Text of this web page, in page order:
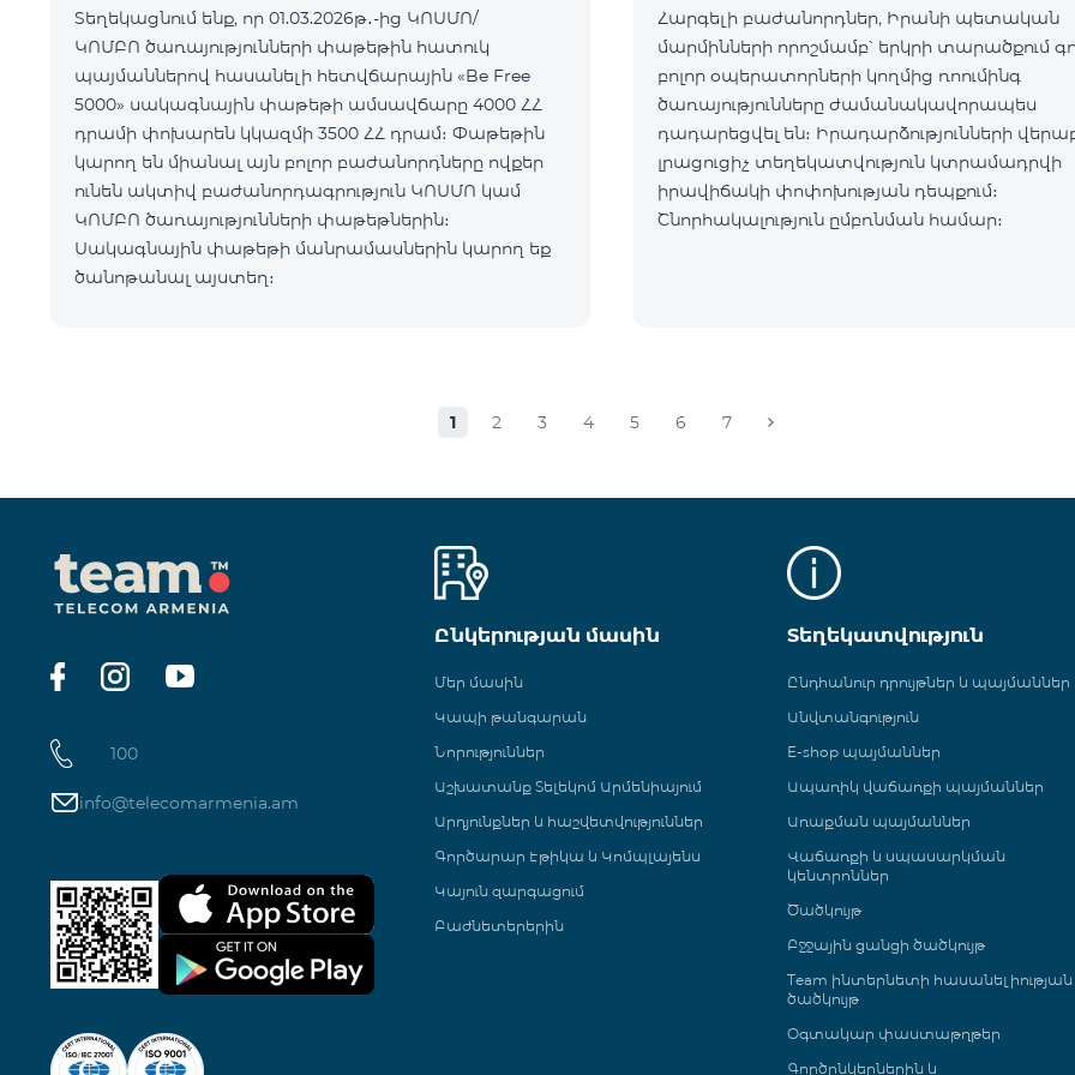
Տեղեկացնում ենք, որ 01.03.2026թ․-ից ԿՈՍՄՈ/
ԿՈՄԲՈ ծառայությունների փաթեթին հատուկ
պայմաններով հասանելի հետվճարային «Be Free
5000» սակագնային փաթեթի ամսավճարը 4000 ՀՀ
դրամի փոխարեն կկազմի 3500 ՀՀ դրամ։ Փաթեթին
կարող են միանալ այն բոլոր բաժանորդները ովքեր
ունեն ակտիվ բաժանորդագրություն ԿՈՍՄՈ կամ
ԿՈՄԲՈ ծառայությունների փաթեթներին։
Սակագնային փաթեթի մանրամասներին կարող եք
ծանոթանալ այստեղ։
Հարգելի բաժանորդներ, Իրանի պետական
մարմինների որոշմամբ՝ երկրի տարածքում
բոլոր օպերատորների կողմից ռոումինգ
ծառայությունները ժամանակավորապես
դադարեցվել են։ Իրադարձությունների
լրացուցիչ տեղեկատվություն կտրամադրվի
իրավիճակի փոփոխության դեպքում։
Շնորհակալություն ըմբռնման համար։
1 2 3 4 5 6 7
100
info@telecomarmenia.am
Ընկերության մասին
Մեր մասին
Կապի թանգարան
Նորություններ
Աշխատանք Տելեկոմ Արմենիայում
Արդյունքներ և հաշվետվություններ
Գործարար Էթիկա և Կոմպլայենս
Կայուն զարգացում
Բաժնետերերին
Տեղեկատվություն
Ընդհանուր դրույթներ և պայմաններ
Անվտանգություն
E-shop պայմաններ
Ապառիկ վաճառքի պայմաններ
Առաքման պայմաններ
Վաճառքի և սպասարկման
կենտրոններ
Ծածկույթ
Բջջային ցանցի ծածկույթ
Team ինտերնետի հասանելիության
ծածկույթ
Օգտակար փաստաթղթեր
Գործընկերներին և